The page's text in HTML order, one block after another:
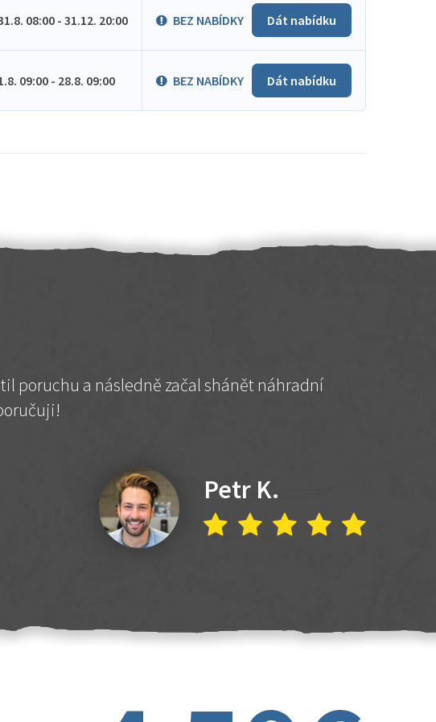
08:00 - 31.12. 20:00 BEZ NABÍDKY Dát nabídku
09:00 - 28.8. 09:00 BEZ NABÍDKY Dát nabídku
poruchu a následně začal shánět náhradní
Petr K.